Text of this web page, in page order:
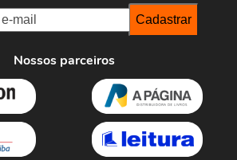
Nossos parceiros